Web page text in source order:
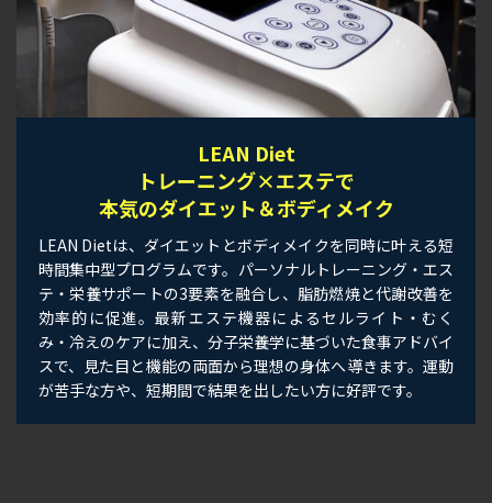
LEAN Diet
トレーニング×エステで
本気のダイエット＆ボディメイク
LEAN Dietは、ダイエットとボディメイクを同時に叶える短
時間集中型プログラムです。パーソナルトレーニング・エス
テ・栄養サポートの3要素を融合し、脂肪燃焼と代謝改善を
効率的に促進。最新エステ機器によるセルライト・むく
み・冷えのケアに加え、分子栄養学に基づいた食事アドバイ
スで、見た目と機能の両面から理想の身体へ導きます。運動
が苦手な方や、短期間で結果を出したい方に好評です。